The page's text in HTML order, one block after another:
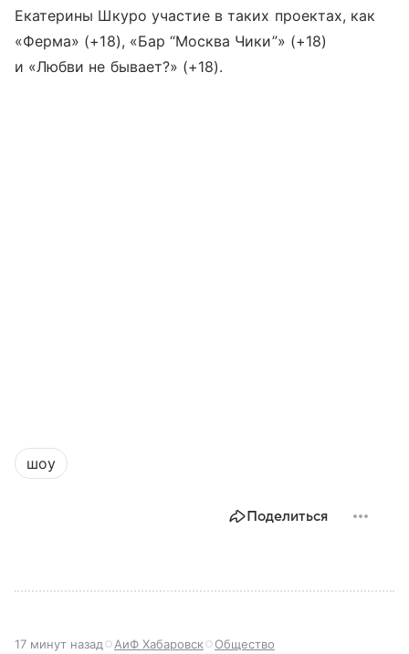
Екатерины Шкуро участие в таких проектах, как
«Ферма» (+18), «Бар “Москва Чики”» (+18)
и «Любви не бывает?» (+18).
шоу
Поделиться
17 минут назад АиФ Хабаровск Общество